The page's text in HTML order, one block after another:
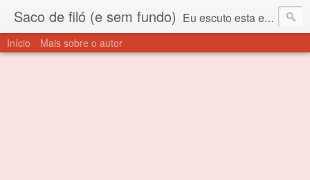
Saco de filó (e sem fundo) Eu escuto esta expressão "saco de filó" desde criança. Para quem não sabe, filó é um tecido todo furadinho e permite que um saco feito com ele, mesmo que muito exposto ao ar soprado para dentro, nunca vai se encher. Aí está o propósito deste nome... Para viver em sociedade tem que ter saco de filó.
Início Mais sobre o autor